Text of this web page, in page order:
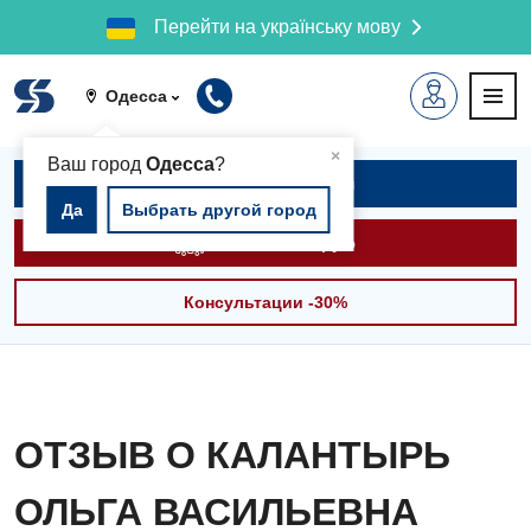
Перейти на українську мову
Одесса
×
Ваш город Одесса?
Да Выбрать другой город
Записаться на приём
Вызвать скорую
Консультации -30%
ОТЗЫВ О КАЛАНТЫРЬ
ОЛЬГА ВАСИЛЬЕВНА